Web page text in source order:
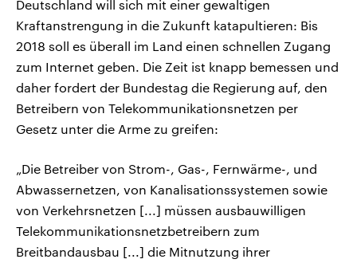
Deutschland will sich mit einer gewaltigen
Kraftanstrengung in die Zukunft katapultieren: Bis
2018 soll es überall im Land einen schnellen Zugang
zum Internet geben. Die Zeit ist knapp bemessen und
daher fordert der Bundestag die Regierung auf, den
Betreibern von Telekommunikationsnetzen per
Gesetz unter die Arme zu greifen:
„Die Betreiber von Strom-, Gas-, Fernwärme-, und
Abwassernetzen, von Kanalisationssystemen sowie
von Verkehrsnetzen [...] müssen ausbauwilligen
Telekommunikationsnetzbetreibern zum
Breitbandausbau [...] die Mitnutzung ihrer